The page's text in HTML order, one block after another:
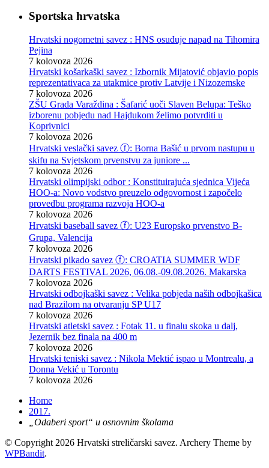
Sportska hrvatska
Hrvatski nogometni savez : HNS osuđuje napad na Tihomira
Pejina
7 kolovoza 2026
Hrvatski košarkaški savez : Izbornik Mijatović objavio popis
reprezentativaca za utakmice protiv Latvije i Nizozemske
7 kolovoza 2026
ZŠU Grada Varaždina : Šafarić uoči Slaven Belupa: Teško
izborenu pobjedu nad Hajdukom želimo potvrditi u
Koprivnici
7 kolovoza 2026
Hrvatski veslački savez ⓕ: Borna Bašić u prvom nastupu u
skifu na Svjetskom prvenstvu za juniore ...
7 kolovoza 2026
Hrvatski olimpijski odbor : Konstituirajuća sjednica Vijeća
HOO-a: Novo vodstvo preuzelo odgovornost i započelo
provedbu programa razvoja HOO-a
7 kolovoza 2026
Hrvatski baseball savez ⓕ: U23 Europsko prvenstvo B-
Grupa, Valencija
7 kolovoza 2026
Hrvatski pikado savez ⓕ: CROATIA SUMMER WDF
DARTS FESTIVAL 2026, 06.08.-09.08.2026. Makarska
7 kolovoza 2026
Hrvatski odbojkaški savez : Velika pobjeda naših odbojkašica
nad Brazilom na otvaranju SP U17
7 kolovoza 2026
Hrvatski atletski savez : Fotak 11. u finalu skoka u dalj,
Jezernik bez finala na 400 m
7 kolovoza 2026
Hrvatski teniski savez : Nikola Mektić ispao u Montrealu, a
Donna Vekić u Torontu
7 kolovoza 2026
Home
2017.
„Odaberi sport“ u osnovnim školama
© Copyright 2026 Hrvatski streličarski savez. Archery Theme by
WPBandit.